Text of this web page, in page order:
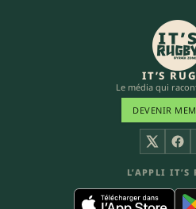
IT’S
Le média qui
DEVENIR
X
L’APPLI IT’S